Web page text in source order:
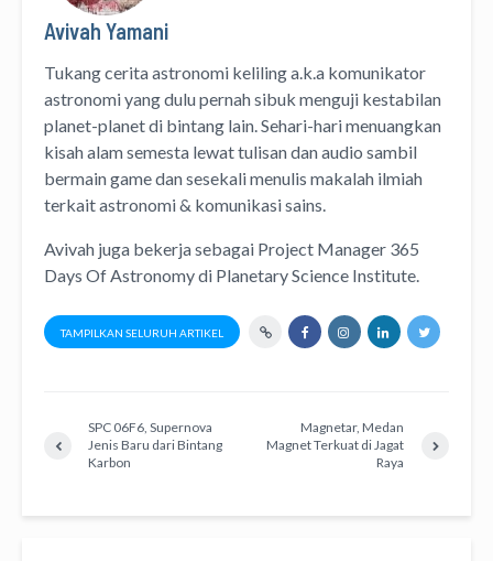
Avivah Yamani
Tukang cerita astronomi kelilinga.k.a komunikator
astronomiyang dulu pernah sibuk menguji kestabilan
planet-planet di bintang lain. Sehari-hari menuangkan
kisah alam semesta lewattulisandanaudio sambil
bermain game dan sesekali menulis makalah ilmiah
terkait astronomi & komunikasi sains.
Avivah juga bekerja sebagai Project Manager 365
Days Of Astronomydi Planetary Science Institute.
TAMPILKAN SELURUH ARTIKEL
SPC 06F6, Supernova
Jenis Baru dari Bintang
Karbon
Magnetar, Medan
Magnet Terkuat di Jagat
Raya